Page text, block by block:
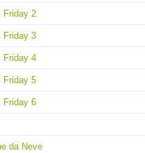
Friday 2
Friday 3
Friday 4
Friday 5
Friday 6
da Neve